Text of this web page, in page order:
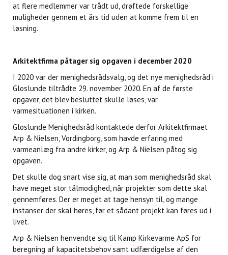
at flere medlemmer var trådt ud, drøftede forskellige
muligheder gennem et års tid uden at komme frem til en
løsning.
Arkitektfirma påtager sig opgaven i december 2020
I 2020 var der menighedsrådsvalg, og det nye menighedsråd i
Gloslunde tiltrådte 29. november 2020. En af de første
opgaver, det blev besluttet skulle løses, var
varmesituationen i kirken.
Gloslunde Menighedsråd kontaktede derfor Arkitektfirmaet
Arp & Nielsen, Vordingborg, som havde erfaring med
varmeanlæg fra andre kirker, og Arp & Nielsen påtog sig
opgaven.
Det skulle dog snart vise sig, at man som menighedsråd skal
have meget stor tålmodighed, når projekter som dette skal
gennemføres. Der er meget at tage hensyn til, og mange
instanser der skal høres, før et sådant projekt kan føres ud i
livet.
Arp & Nielsen henvendte sig til Kamp Kirkevarme ApS for
beregning af kapacitetsbehov samt udfærdigelse af den